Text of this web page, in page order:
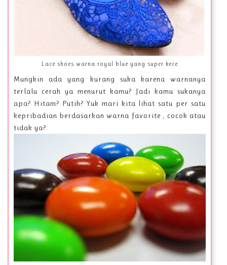
Lace shoes warna royal blue yang super kece
Mungkin ada yang kurang suka karena warnanya
terlalu cerah ya menurut kamu? Jadi kamu sukanya
apa? Hitam? Putih? Yuk mari kita lihat satu per satu
kepribadian berdasarkan warna favorite , cocok atau
tidak ya?.